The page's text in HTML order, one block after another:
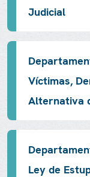
Judicial
Víctimas,
Alternativa
Ley de